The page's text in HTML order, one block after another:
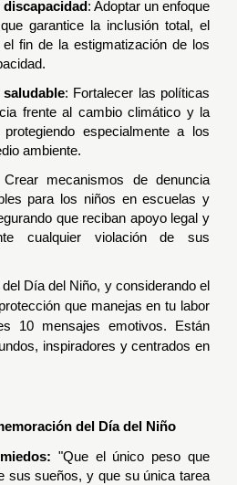
: Adoptar un enfoque
garantice la inclusión total, el
fin de la estigmatización de los
: Fortalecer las políticas
frente al cambio climático y la
protegiendo especialmente a los
ambiente.
mecanismos de denuncia
para los niños en escuelas y
que reciban apoyo legal y
cualquier violación de sus
Día del Niño, y considerando el
que manejas en tu labor
10 mensajes emotivos. Están
inspiradores y centrados en
del Día del Niño
"Que el único peso que
sus sueños, y que su única tarea